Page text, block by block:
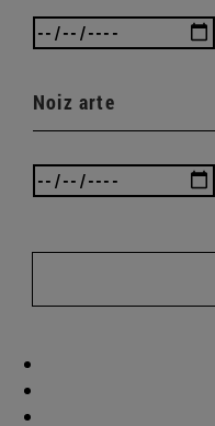
Noiz arte